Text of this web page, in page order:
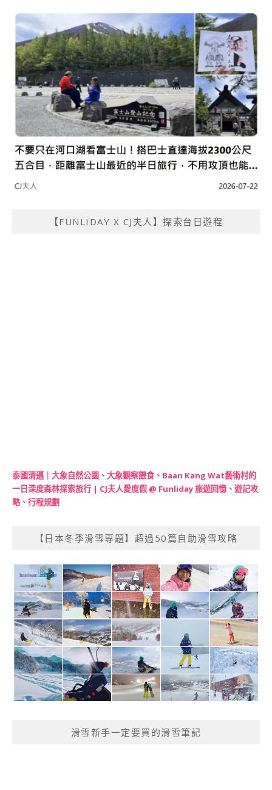
【FUNLIDAY X CJ夫人】探索台日遊程
泰國清邁｜大象自然公園、大象觀察餵食、Baan Kang Wat藝術村的
一日深度森林探索旅行 | CJ夫人愛度假 @ Funliday 旅遊回憶、遊記攻
略、行程規劃
【日本冬季滑雪專題】超過50篇自助滑雪攻略
滑雪新手一定要買的滑雪筆記